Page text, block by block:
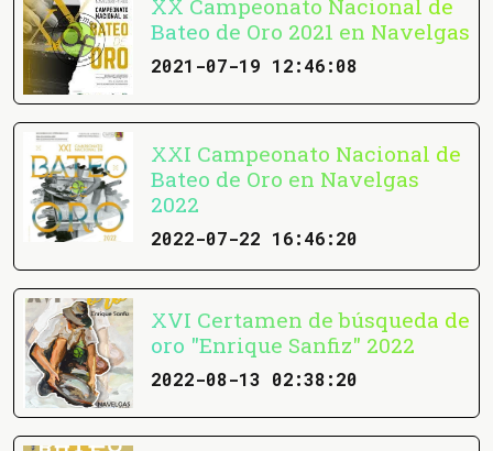
XX Campeonato Nacional de
Bateo de Oro 2021 en Navelgas
2021-07-19 12:46:08
XXI Campeonato Nacional de
Bateo de Oro en Navelgas
2022
2022-07-22 16:46:20
XVI Certamen de búsqueda de
oro "Enrique Sanfiz" 2022
2022-08-13 02:38:20